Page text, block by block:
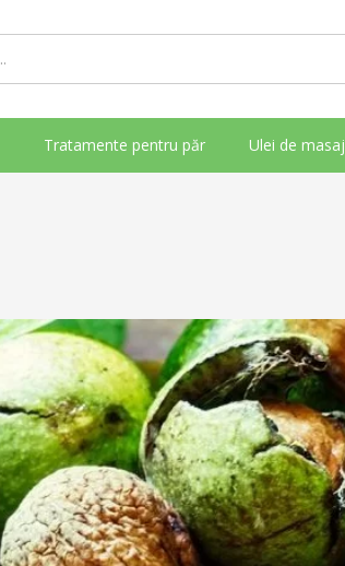
Tratamente pentru păr Ulei de